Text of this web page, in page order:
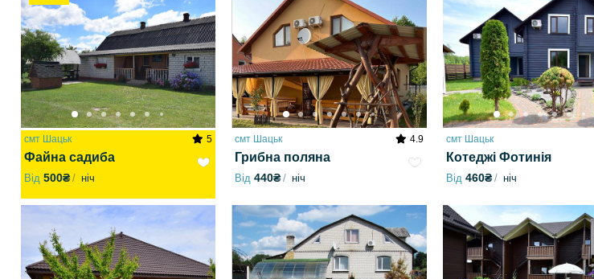
смт Шацьк 5
Файна садиба
Від 500₴ ніч
смт Шацьк 4.9
Грибна поляна
Від 440₴ ніч
смт Шацьк
Котеджі Фотинія
Від 460₴ ніч